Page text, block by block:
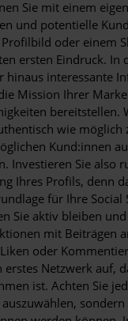
Sie mit einem
und potentielle
oder einem
ersten Eindruck.
hinaus interessante
Mission Ihrer
bereitstellen.
wie möglich
Kund:innen
Investieren Sie also
Ihres Profils, denn
für Ihre Social
Sie aktiv bleiben
mit Beiträgen
oder
erstes Netzwerk auf,
ist. Achten Sie
sondern